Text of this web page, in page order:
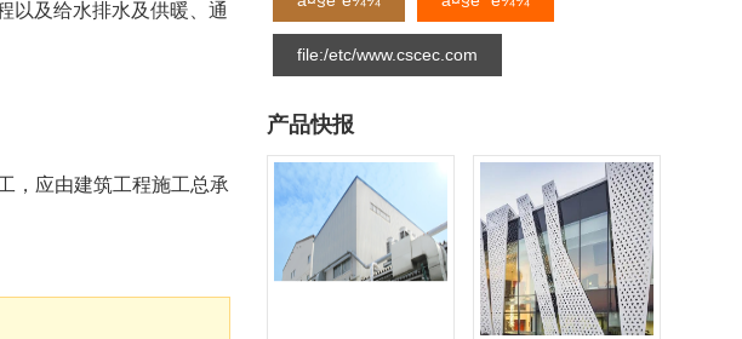
以及给水排水及供暖、通
，应由建筑工程施工总承
file:/etc/www.cscec.com
产品快报